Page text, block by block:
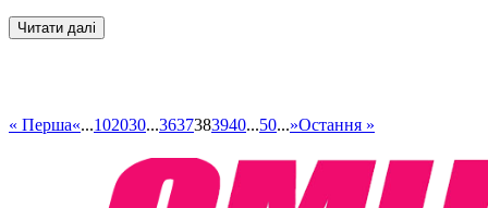
« Перша«...102030...3637383940...50...»Остання »